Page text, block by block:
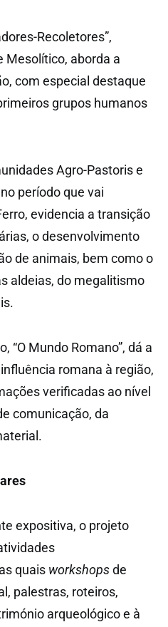
Recoletores”,
Mesolítico, aborda a
com especial destaque
grupos humanos
Agro-Pastoris e
período que vai
evidencia a transição
o desenvolvimento
de animais, bem como o
aldeias, do megalitismo
“O Mundo Romano”, dá a
romana à região,
verificadas ao nível
comunicação, da
expositiva, o projeto
quais workshopsde
palestras, roteiros,
arqueológico e à